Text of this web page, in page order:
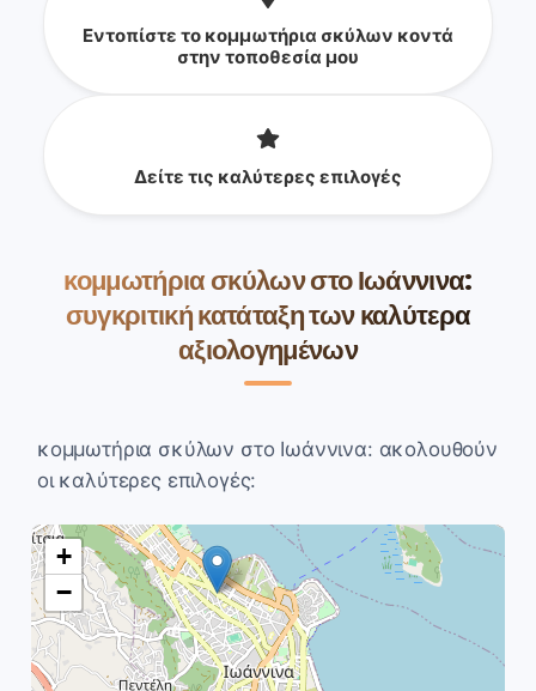
Εντοπίστε το κομμωτήρια σκύλων κοντά
στην τοποθεσία μου
Δείτε τις καλύτερες επιλογές
κομμωτήρια σκύλων στο Ιωάννινα:
συγκριτική κατάταξη των καλύτερα
αξιολογημένων
κομμωτήρια σκύλων στο Ιωάννινα: ακολουθούν
οι καλύτερες επιλογές:
+
−